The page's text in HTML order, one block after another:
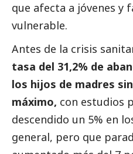
que afecta a jóvenes y
vulnerable.
Antes de la crisis
tasa del 31,2% de
los hijos de madres
máximo, con estudios
descendido un 5% en
general, pero que